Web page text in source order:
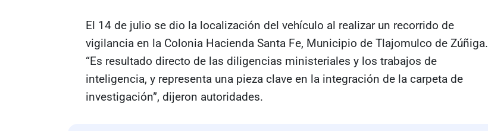
El 14 de julio se dio la localización del vehículo al realizar un recorrido de
vigilancia en la Colonia Hacienda Santa Fe, Municipio de Tlajomulco de Zúñiga.
“Es resultado directo de las diligencias ministeriales y los trabajos de
inteligencia, y representa una pieza clave en la integración de la carpeta de
investigación”, dijeron autoridades.